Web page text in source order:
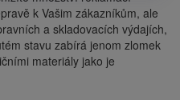
k Vašim zákazníkům, ale
a skladovacích výdajích,
stavu zabírá jenom zlomek
materiály jako je